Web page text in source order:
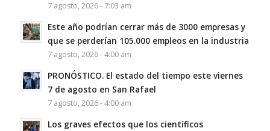
7 agosto, 2026 - 7:03 am
Este año podrían cerrar más de 3000 empresas y
que se perderían 105.000 empleos en la industria
7 agosto, 2026 - 4:00 am
PRONÓSTICO. El estado del tiempo este viernes
7 de agosto en San Rafael
7 agosto, 2026 - 4:00 am
Los graves efectos que los científicos